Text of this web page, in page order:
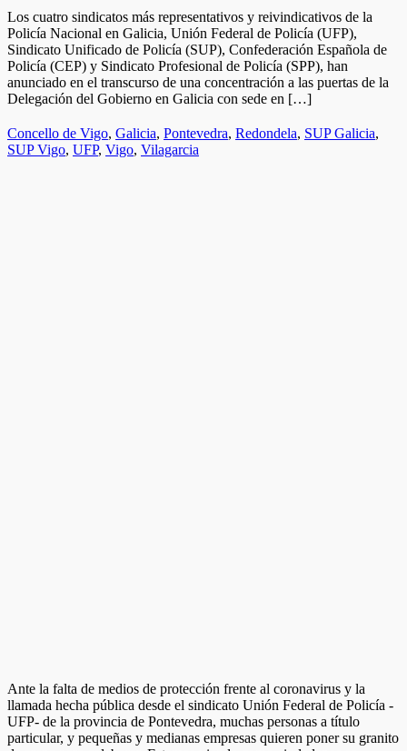
Los cuatro sindicatos más representativos y reivindicativos de la
Policía Nacional en Galicia, Unión Federal de Policía (UFP),
Sindicato Unificado de Policía (SUP), Confederación Española de
Policía (CEP) y Sindicato Profesional de Policía (SPP), han
anunciado en el transcurso de una concentración a las puertas de la
Delegación del Gobierno en Galicia con sede en […]
Concello de Vigo, Galicia, Pontevedra, Redondela, SUP Galicia,
SUP Vigo, UFP, Vigo, Vilagarcia
Ante la falta de medios de protección frente al coronavirus y la
llamada hecha pública desde el sindicato Unión Federal de Policía -
UFP- de la provincia de Pontevedra, muchas personas a título
particular, y pequeñas y medianas empresas quieren poner su granito